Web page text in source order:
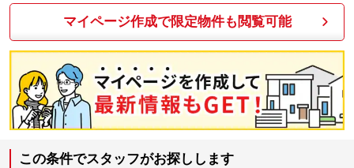
マイページ作成で限定物件も閲覧可能
この条件でスタッフがお探しします